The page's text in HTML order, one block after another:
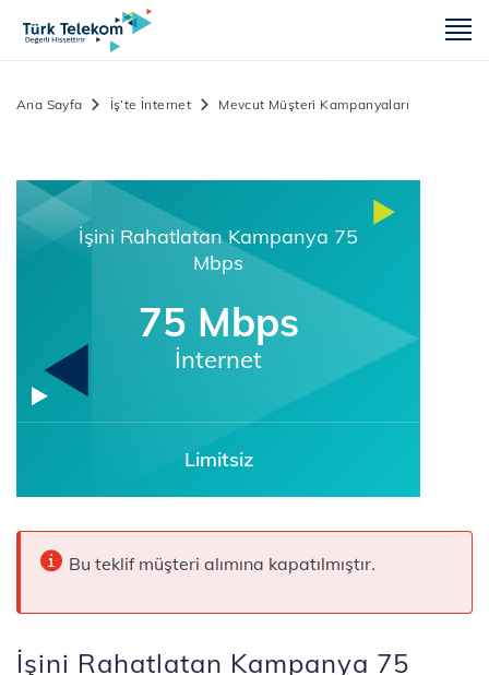
Ana Sayfa İş’te İnternet Mevcut Müşteri Kampanyaları
İşini Rahatlatan Kampanya 75
Mbps
75 Mbps
İnternet
Limitsiz
Bu teklif müşteri alımına kapatılmıştır.
İşini Rahatlatan Kampanya 75